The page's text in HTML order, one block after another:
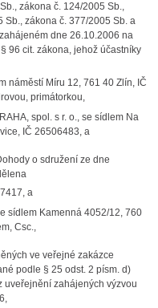
zákona č. 124/2005 Sb.,
Sb., zákona č. 377/2005 Sb. a
dne 26.10.2006 na
96 cit. zákona, jehož účastníky
náměstí Míru 12, 761 40 Zlín, IČ
primátorkou,
spol. s r. o., se sídlem Na
IČ 26506483, a
o sdružení ze dne
a
sídlem Kamenná 4052/12, 760
Csc.,
ve veřejné zakázce
podle § 25 odst. 2 písm. d)
uveřejnění zahájených výzvou